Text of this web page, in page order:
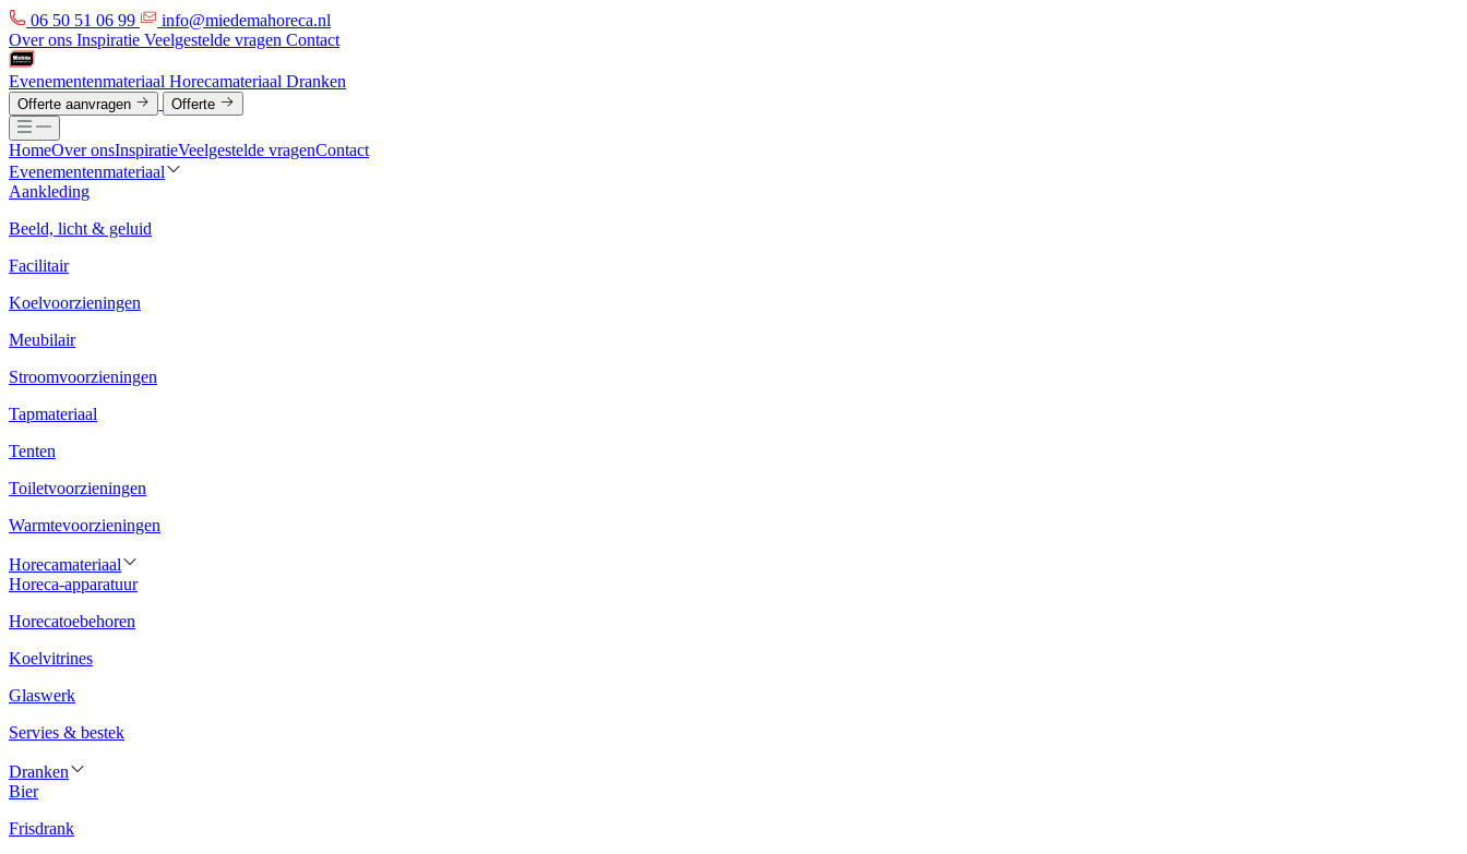
06 50 51 06 99
info@miedemahoreca.nl
Over ons Inspiratie Veelgestelde vragen Contact
Evenementenmateriaal Horecamateriaal Dranken
Offerte aanvragen Offerte
HomeOver onsInspiratieVeelgestelde vragenContact
Evenementenmateriaal
Aankleding
Beeld, licht & geluid
Facilitair
Koelvoorzieningen
Meubilair
Stroomvoorzieningen
Tapmateriaal
Tenten
Toiletvoorzieningen
Warmtevoorzieningen
Horecamateriaal
Horeca-apparatuur
Horecatoebehoren
Koelvitrines
Glaswerk
Servies & bestek
Dranken
Bier
Frisdrank